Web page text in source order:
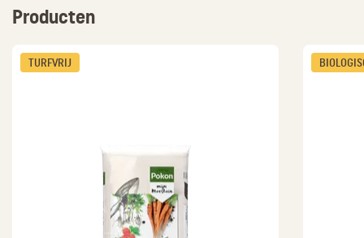
Producten
TURFVRIJ